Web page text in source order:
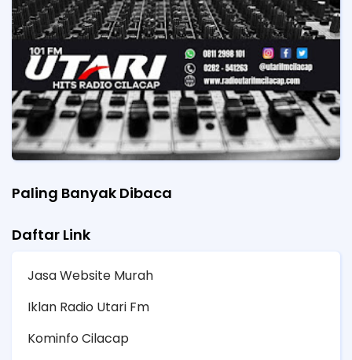
Paling Banyak Dibaca
Daftar Link
Jasa Website Murah
Iklan Radio Utari Fm
Kominfo Cilacap